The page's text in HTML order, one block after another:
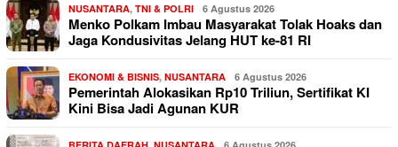
NUSANTARA, TNI & POLRI 6 Agustus 2026
Menko Polkam Imbau Masyarakat Tolak Hoaks dan
Jaga Kondusivitas Jelang HUT ke-81 RI
EKONOMI & BISNIS, NUSANTARA 6 Agustus 2026
Pemerintah Alokasikan Rp10 Triliun, Sertifikat KI
Kini Bisa Jadi Agunan KUR